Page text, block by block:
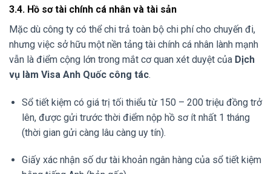
3.4. Hồ sơ tài chính cá nhân và tài sản
Mặc dù công ty có thể chi trả toàn bộ chi phí cho chuyến đi,
nhưng việc sở hữu một nền tảng tài chính cá nhân lành mạnh
vẫn là điểm cộng lớn trong mắt cơ quan xét duyệt của Dịch
vụ làm Visa Anh Quốc công tác.
Sổ tiết kiệm có giá trị tối thiểu từ 150 – 200 triệu đồng trở
lên, được gửi trước thời điểm nộp hồ sơ ít nhất 1 tháng
(thời gian gửi càng lâu càng uy tín).
Giấy xác nhận số dư tài khoản ngân hàng của sổ tiết kiệm